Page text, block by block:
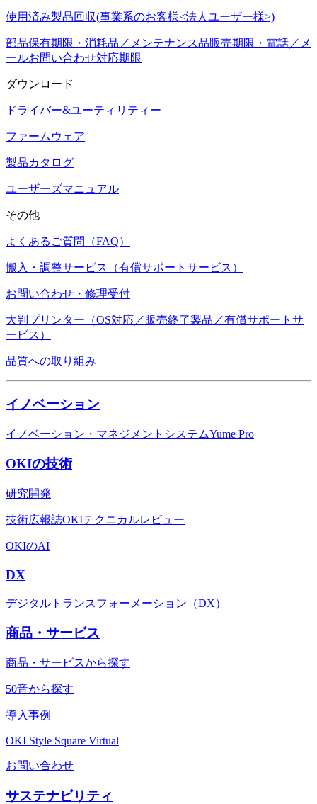
使用済み製品回収(事業系のお客様<法人ユーザー様>)
部品保有期限・消耗品／メンテナンス品販売期限・電話／メ
ールお問い合わせ対応期限
ダウンロード
ドライバー&ユーティリティー
ファームウェア
製品カタログ
ユーザーズマニュアル
その他
よくあるご質問（FAQ）
搬入・調整サービス（有償サポートサービス）
お問い合わせ・修理受付
大判プリンター（OS対応／販売終了製品／有償サポートサ
ービス）
品質への取り組み
イノベーション
イノベーション・マネジメントシステムYume Pro
OKIの技術
研究開発
技術広報誌OKIテクニカルレビュー
OKIのAI
DX
デジタルトランスフォーメーション（DX）
商品・サービス
商品・サービスから探す
50音から探す
導入事例
OKI Style Square Virtual
お問い合わせ
サステナビリティ